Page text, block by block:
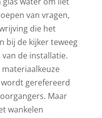
van vragen,
die het
bij de kijker teweeg
de installatie.
gerefereerd
Maar
wankelen